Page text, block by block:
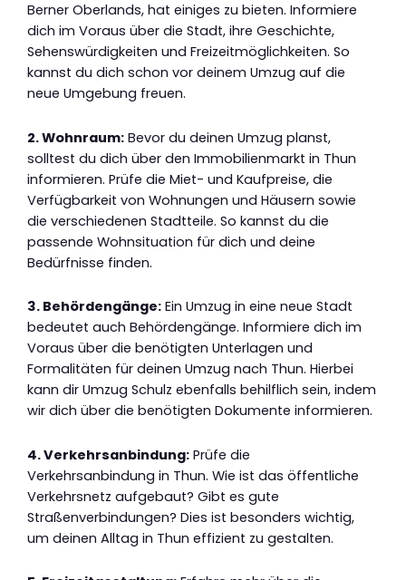
Berner Oberlands, hat einiges zu bieten. Informiere
dich im Voraus über die Stadt, ihre Geschichte,
Sehenswürdigkeiten und Freizeitmöglichkeiten. So
kannst du dich schon vor deinem Umzug auf die
neue Umgebung freuen.
2. Wohnraum: Bevor du deinen Umzug planst,
solltest du dich über den Immobilienmarkt in Thun
informieren. Prüfe die Miet- und Kaufpreise, die
Verfügbarkeit von Wohnungen und Häusern sowie
die verschiedenen Stadtteile. So kannst du die
passende Wohnsituation für dich und deine
Bedürfnisse finden.
3. Behördengänge: Ein Umzug in eine neue Stadt
bedeutet auch Behördengänge. Informiere dich im
Voraus über die benötigten Unterlagen und
Formalitäten für deinen Umzug nach Thun. Hierbei
kann dir Umzug Schulz ebenfalls behilflich sein, indem
wir dich über die benötigten Dokumente informieren.
4. Verkehrsanbindung: Prüfe die
Verkehrsanbindung in Thun. Wie ist das öffentliche
Verkehrsnetz aufgebaut? Gibt es gute
Straßenverbindungen? Dies ist besonders wichtig,
um deinen Alltag in Thun effizient zu gestalten.